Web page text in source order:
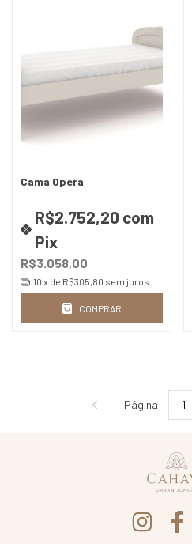
Cama Opera
R$3.058,00
R$2.752,20 com
Pix
10 x de R$305,80 sem juros
COMPRAR
Página